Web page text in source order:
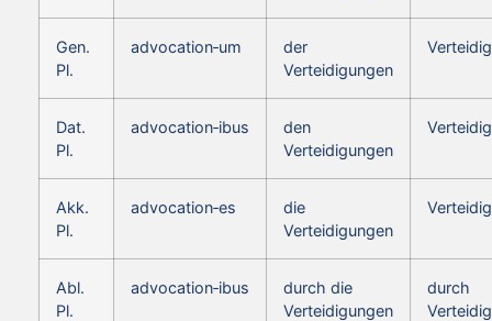
Gen.
Pl.
advocation‑um
der
Verteidigungen
Dat.
Pl.
advocation‑ibus
den
Verteidigungen
Akk.
Pl.
advocation‑es
die
Verteidigungen
Abl.
Pl.
advocation‑ibus
durch die
Verteidigungen
durch